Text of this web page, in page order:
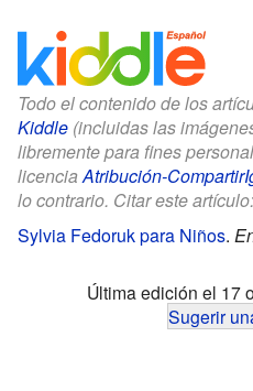
Todo el contenido de los
Kiddle (incluidas las
libremente para fines
licenciaAtribución-
lo contrario. Citar este artículo:
Sylvia Fedoruk para Niños.
Última edición el 17
Sugerir